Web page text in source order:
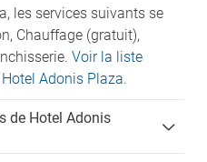
les services suivants se
Chauffage (gratuit),
Voir la liste
Adonis Plaza.
de Hotel Adonis